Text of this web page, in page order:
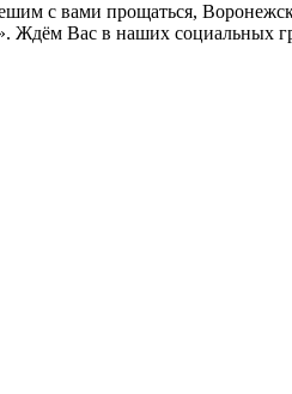
с вами прощаться,
Ждём Вас в наших социальных